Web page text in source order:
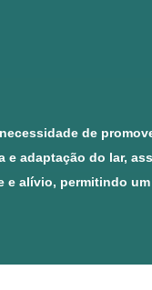
de
adaptação do lar,
alívio, permitindo